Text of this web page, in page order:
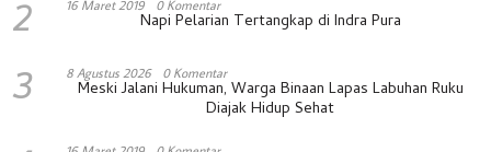
2 16 Maret 2019 0 Komentar
Napi Pelarian Tertangkap di Indra Pura
3 8 Agustus 2026 0 Komentar
Meski Jalani Hukuman, Warga Binaan Lapas Labuhan Ruku
Diajak Hidup Sehat